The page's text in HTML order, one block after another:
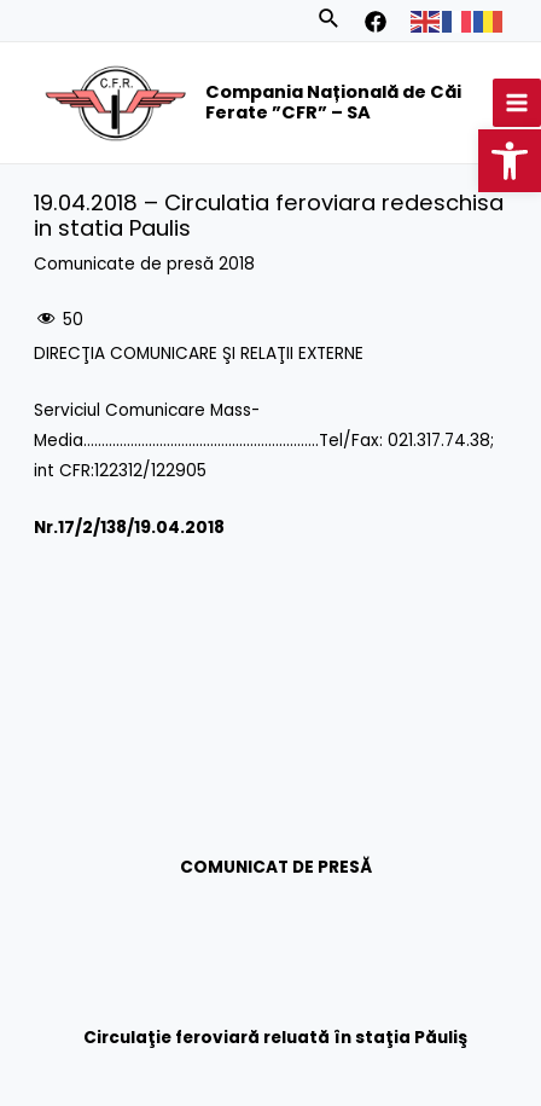
Search
Compania Națională de Căi
Ferate ”CFR” – SA
19.04.2018 – Circulatia feroviara redeschisa
in statia Paulis
Comunicate de presă 2018
50
DIRECŢIA COMUNICARE ŞI RELAŢII EXTERNE
Serviciul Comunicare Mass-
Media………………………………………………………..Tel/Fax: 021.317.74.38;
int CFR:122312/122905
Nr.17/2/138/19.04.2018
COMUNICAT DE PRESĂ
Circulaţie feroviară reluată în staţia Păuliş